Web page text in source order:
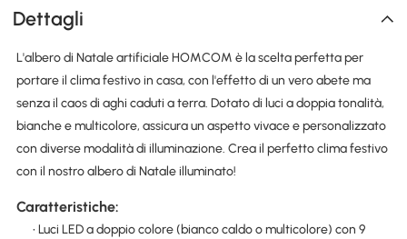
Dettagli
L'albero di Natale artificiale HOMCOM è la scelta perfetta per
portare il clima festivo in casa, con l'effetto di un vero abete ma
senza il caos di aghi caduti a terra. Dotato di luci a doppia tonalità,
bianche e multicolore, assicura un aspetto vivace e personalizzato
con diverse modalità di illuminazione. Crea il perfetto clima festivo
con il nostro albero di Natale illuminato!
Caratteristiche:
• Luci LED a doppio colore (bianco caldo o multicolore) con 9